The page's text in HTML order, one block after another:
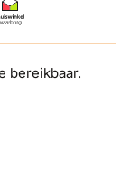
bereikbaar.